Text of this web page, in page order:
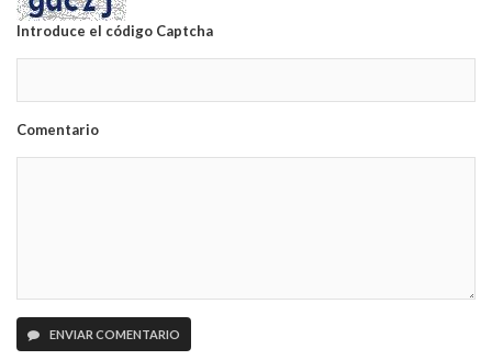
Introduce el código Captcha
Comentario
ENVIAR COMENTARIO